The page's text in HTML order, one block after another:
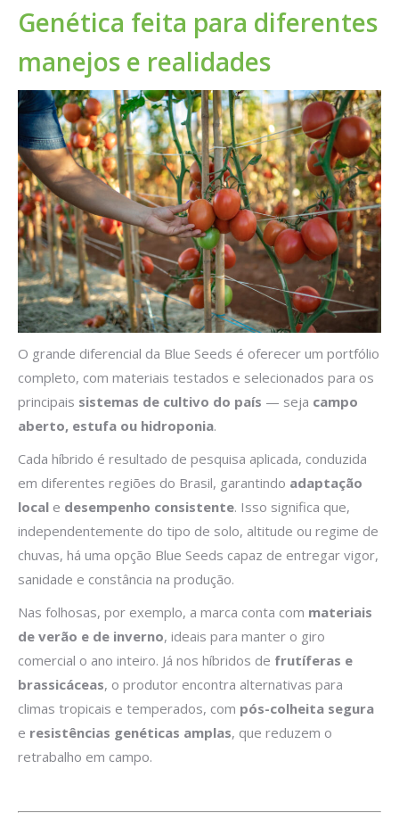
Genética feita para diferentes
manejos e realidades
O grande diferencial da Blue Seeds é oferecer um portfólio
completo, com materiais testados e selecionados para os
principais sistemas de cultivo do país — seja campo
aberto, estufa ou hidroponia.
Cada híbrido é resultado de pesquisa aplicada, conduzida
em diferentes regiões do Brasil, garantindo adaptação
local e desempenho consistente. Isso significa que,
independentemente do tipo de solo, altitude ou regime de
chuvas, há uma opção Blue Seeds capaz de entregar vigor,
sanidade e constância na produção.
Nas folhosas, por exemplo, a marca conta com materiais
de verão e de inverno, ideais para manter o giro
comercial o ano inteiro. Já nos híbridos de frutíferas e
brassicáceas, o produtor encontra alternativas para
climas tropicais e temperados, com pós-colheita segura
e resistências genéticas amplas, que reduzem o
retrabalho em campo.